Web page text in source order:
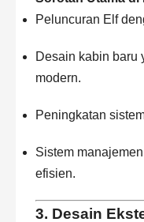
Peluncuran Elf
Desain kabin baru
modern.
Peningkatan
Sistem
efisien.
3. Desain